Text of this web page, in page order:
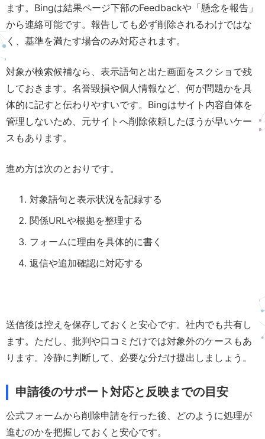
ます。Bingは結果ページ下部のFeedbackや「懸念を報告」
から連絡可能です。報告しても必ず削除されるわけではな
く、基準を満たす場合のみ対応されます。
対象が検索候補なら、表示語句と出た画面をスクショで残
しておきます。名誉毀損や個人情報など、何が問題かを具
体的に記すと伝わりやすいです。Bingはサイト内容自体を
管理しないため、元サイトへ削除依頼したほうが早いケー
スもあります。
進め方は次のとおりです。
対象語句と表示状況を記録する
関係URLや根拠を整理する
フォームに理由を具体的に書く
返信や追加確認に対応する
送信後は控えを保存しておくと安心です。社内でも共有し
ます。ただし、批判や口コミだけでは対象外のケースもあ
ります。冷静に判断して、必要な分だけ提出しましょう。
申請後のサポート対応と反映までの目安
公式フォームから削除申請を行った後、どのように処理が
進むのかを把握しておくと安心です。